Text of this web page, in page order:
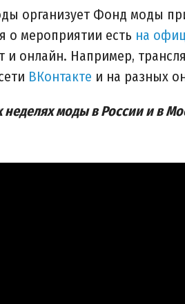
организует Фонд моды
о мероприятии есть на
и онлайн. Например,
ВКонтакте и на разных
моды в России и в